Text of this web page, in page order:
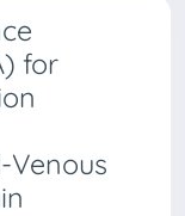
for
Venous